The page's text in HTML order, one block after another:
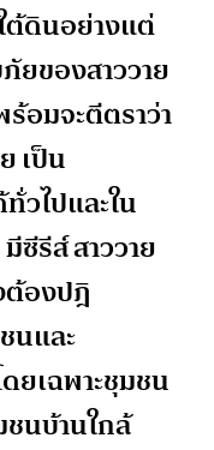
ต้ดินอย่างแต่
ยของสาววาย
อมจะตีตราว่า
เป็น
ไปและใน
ซีรีส์ สาววาย
ต้องปฎิ
นและ
เฉพาะชุมชน
นบ้านใกล้